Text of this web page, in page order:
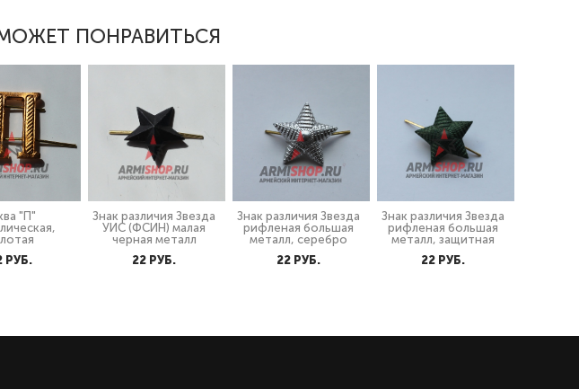
ПОНРАВИТЬСЯ
"П"
PУБ.
Знак различия Звезда
УИС (ФСИН) малая
черная металл
22 PУБ.
Знак различия Звезда
рифленая большая
металл, серебро
22 PУБ.
Знак различия Звезда
рифленая большая
металл, защитная
22 PУБ.